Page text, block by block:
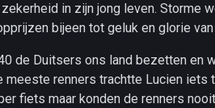
in zijn jong leven. Storme
bijeen tot geluk en glorie
de Duitsers ons land bezetten en
meeste renners trachtte Lucien
fiets maar konden de renners